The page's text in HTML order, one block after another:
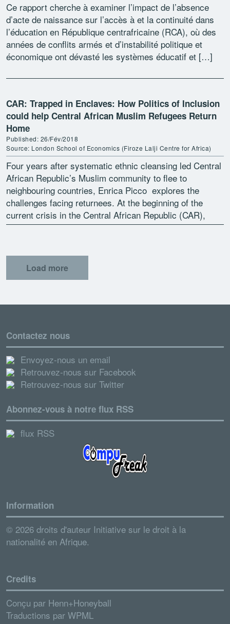
Ce rapport cherche à examiner l’impact de l’absence
d’acte de naissance sur l’accès à et la continuité dans
l’éducation en République centrafricaine (RCA), où des
années de conflits armés et d’instabilité politique et
économique ont dévasté les systèmes éducatif et […]
CAR: Trapped in Enclaves: How Politics of Inclusion
could help Central African Muslim Refugees Return
Home
Published: 26/Fév/2018
Source: London School of Economics (Firoze Lalji Centre for Africa)
Four years after systematic ethnic cleansing led Central
African Republic’s Muslim community to flee to
neighbouring countries, Enrica Picco explores the
challenges facing returnees. At the beginning of the
current crisis in the Central African Republic (CAR),
from late 2013 […]
Load more
Contactez nous
Envoyez-nous un email
Retrouvez-nous sur Facebook
Retrouvez-nous sur Twitter
Abonnez-vous à notre flux RSS
flux RSS
Information
© 2026 droits d'auteur Initiative sur le droit à la
nationalité en Afrique.
Credits
Conçu par Henn+Honeyball
Traductions par WPML